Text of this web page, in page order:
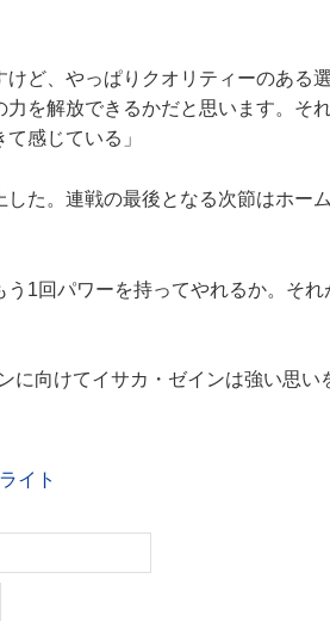
ど、やっぱりクオリティーのある
を解放できるかだと思います。そ
感じている」
た。連戦の最後となる次節はホー
う1回パワーを持ってやれるか。それ
向けてイサカ・ゼインは強い思い
イト